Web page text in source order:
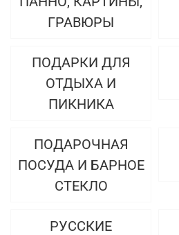
ГРАВЮРЫ
ПОДАРКИ ДЛЯ
ОТДЫХА И
ПИКНИКА
ПОДАРОЧНАЯ
ПОСУДА И БАРНОЕ
СТЕКЛО
РУССКИЕ